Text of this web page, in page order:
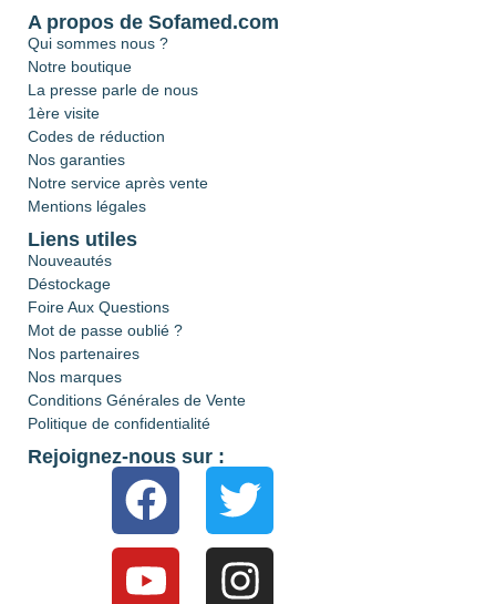
A propos de Sofamed.com
Qui sommes nous ?
Notre boutique
La presse parle de nous
1ère visite
Codes de réduction
Nos garanties
Notre service après vente
Mentions légales
Liens utiles
Nouveautés
Déstockage
Foire Aux Questions
Mot de passe oublié ?
Nos partenaires
Nos marques
Conditions Générales de Vente
Politique de confidentialité
Rejoignez-nous sur :